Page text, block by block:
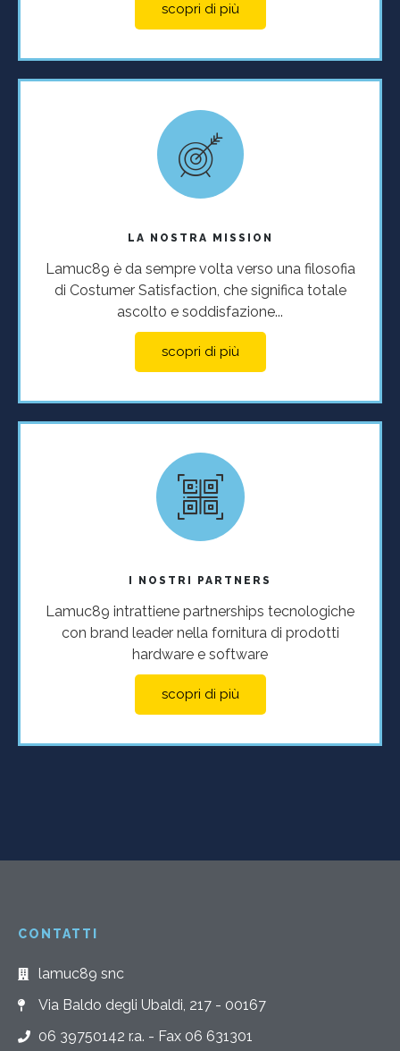
scopri di più
LA NOSTRA MISSION
Lamuc89 è da sempre volta verso una filosofia
di Costumer Satisfaction, che significa totale
ascolto e soddisfazione...
scopri di più
I NOSTRI PARTNERS
Lamuc89 intrattiene partnerships tecnologiche
con brand leader nella fornitura di prodotti
hardware e software
scopri di più
CONTATTI
lamuc89 snc
Via Baldo degli Ubaldi, 217 - 00167
06 39750142 r.a. - Fax 06 631301